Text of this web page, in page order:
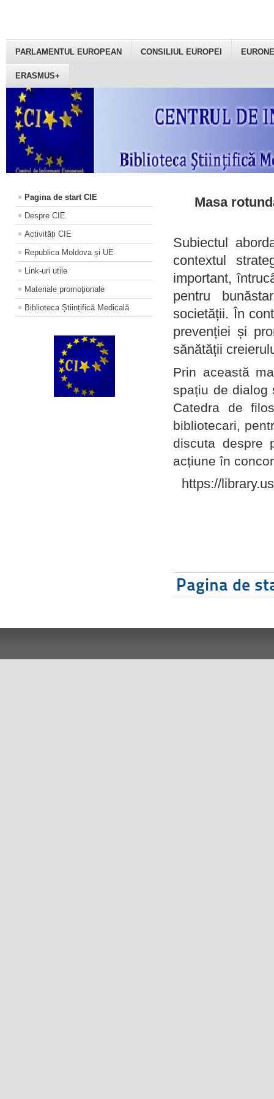
PARLAMENTUL EUROPEAN CONSILIUL EUROPEI
ERASMUS+
Pagina de start CIE
Despre CIE
Activități CIE
Republica Moldova și UE
Link-uri utile
Materiale promoţionale
Biblioteca Științifică Medicală
Masa
Subiectul
contextul
important,
pentru
societății. În
prevenției și
sănătății
Prin această
spațiu de dialog
Catedra de
bibliotecari,
discuta despre
acțiune în
https://
Pagina de